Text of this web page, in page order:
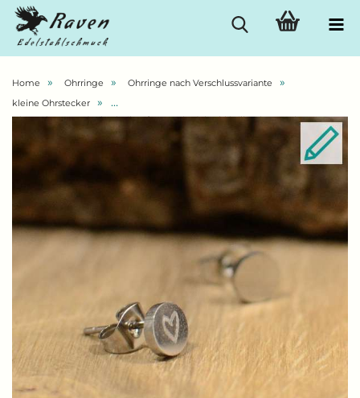
Home » Ohrringe » Ohrringe nach Verschlussvariante »
kleine Ohrstecker »
Ohrstecker "Rondo" | Scheibe Ø 6 mm | Edelstahl | silber | Wunschgravur